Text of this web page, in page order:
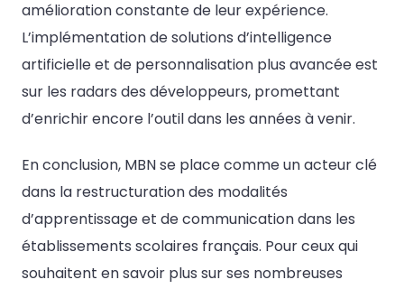
amélioration constante de leur expérience.
L’implémentation de solutions d’intelligence
artificielle et de personnalisation plus avancée est
sur les radars des développeurs, promettant
d’enrichir encore l’outil dans les années à venir.
En conclusion, MBN se place comme un acteur clé
dans la restructuration des modalités
d’apprentissage et de communication dans les
établissements scolaires français. Pour ceux qui
souhaitent en savoir plus sur ses nombreuses